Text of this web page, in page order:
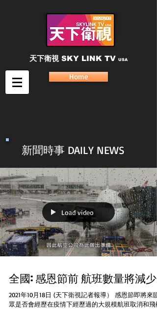
天下衛視 SKY LINK TV USA
Home
新聞時事 DAILY NEWS
Load video
全國: 感恩節前 航班數量將減少
2021年10月18日 (天下衛視記者報導） 感恩節即將來
眾是否會經歷在疫情下經歷過的大規模航班取消和飛